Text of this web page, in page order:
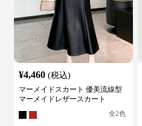
¥4,460 (税込)
マーメイドスカート 優美流線型
マーメイドレザースカート
全2色